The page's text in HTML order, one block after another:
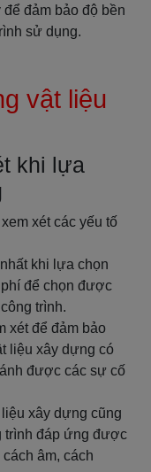
đảm bảo độ bền
sử dụng.
vật liệu
khi lựa
xét các yếu tố
khi lựa chọn
để chọn được
trình.
xét để đảm bảo
liệu xây dựng có
được các sự cố
xây dựng cũng
trình đáp ứng được
âm, cách